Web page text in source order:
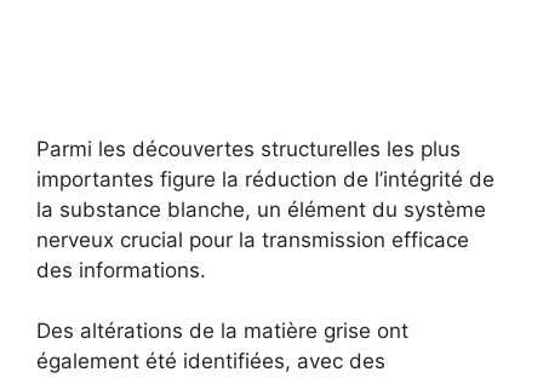
Parmi les découvertes structurelles les plus
importantes figure la réduction de l’intégrité de
la substance blanche, un élément du système
nerveux crucial pour la transmission efficace
des informations.
Des altérations de la matière grise ont
également été identifiées, avec des